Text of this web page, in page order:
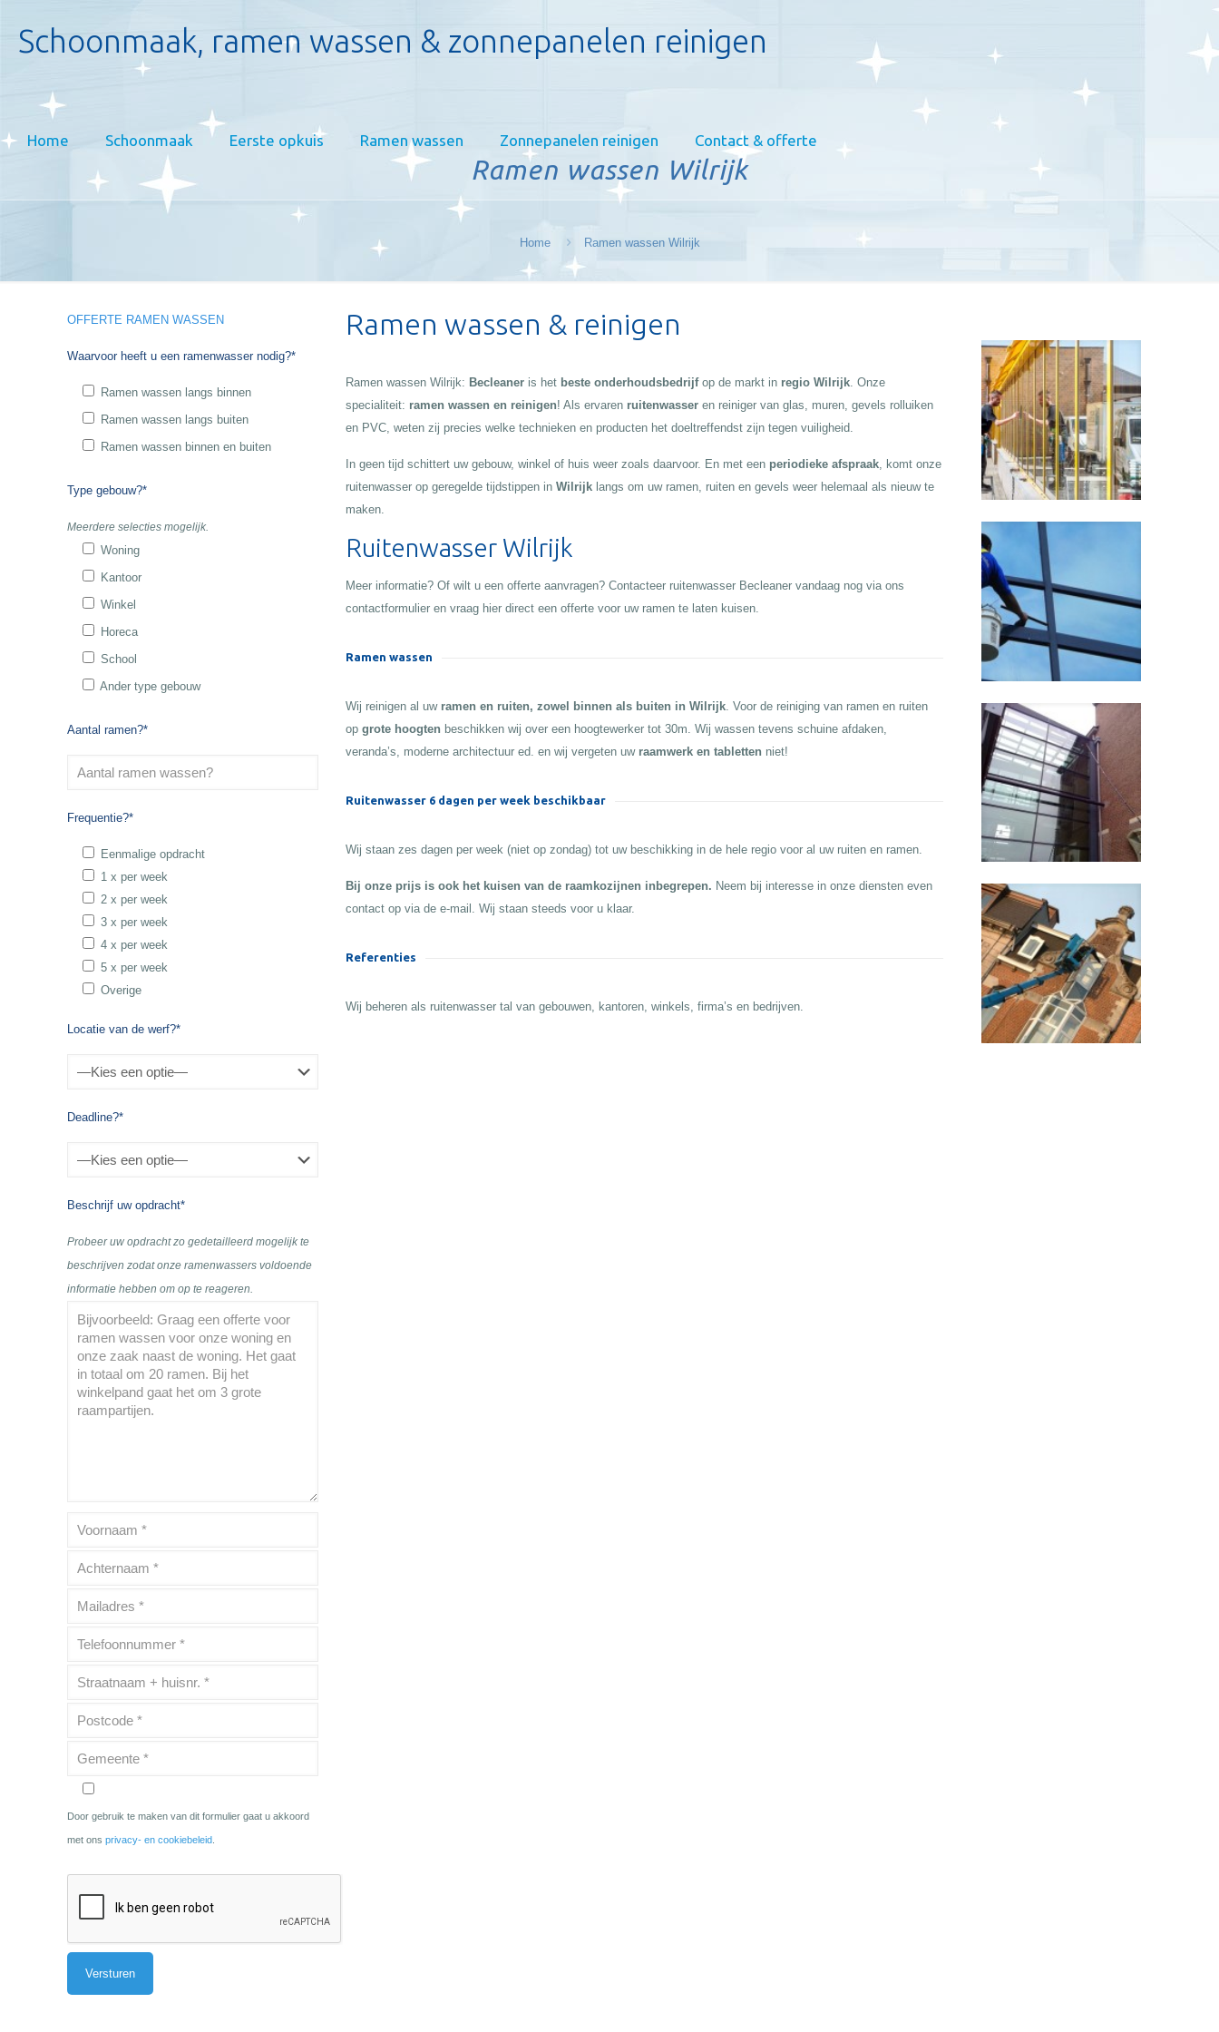
Schoonmaak, ramen wassen & zonnepanelen reinigen
Home Schoonmaak Eerste opkuis Ramen wassen Zonnepanelen reinigen Contact & offerte
Ramen wassen Wilrijk
Home Ramen wassen Wilrijk
OFFERTE RAMEN WASSEN
Waarvoor heeft u een ramenwasser nodig?*
Ramen wassen langs binnen
Ramen wassen langs buiten
Ramen wassen binnen en buiten
Type gebouw?*
Meerdere selecties mogelijk.
Woning
Kantoor
Winkel
Horeca
School
Ander type gebouw
Aantal ramen?*
Frequentie?*
Eenmalige opdracht
1 x per week
2 x per week
3 x per week
4 x per week
5 x per week
Overige
Locatie van de werf?*
Deadline?*
Beschrijf uw opdracht*
Probeer uw opdracht zo gedetailleerd mogelijk te
beschrijven zodat onze ramenwassers voldoende
informatie hebben om op te reageren.
Door gebruik te maken van dit formulier gaat u akkoord
met onsprivacy- en cookiebeleid
Ramen wassen & reinigen
Ramen wassen Wilrijk: Becleaneris het beste onderhoudsbedrijfop de markt in regio Wilrijk. Onze
specialiteit: ramen wassen en reinigen! Als ervaren ruitenwasseren reiniger van glas, muren, gevels rolluiken
en PVC, weten zij precies welke technieken en producten het doeltreffendst zijn tegen vuiligheid.
In geen tijd schittert uw gebouw, winkel of huis weer zoals daarvoor. En met een periodieke afspraak, komt onze
ruitenwasser op geregelde tijdstippen in Wilrijklangs om uw ramen, ruiten en gevels weer helemaal als nieuw te
maken.
Ruitenwasser Wilrijk
Meer informatie? Of wilt u een offerte aanvragen? Contacteer ruitenwasser Becleaner vandaag nog via ons
contactformulier en vraag hier direct een offerte voor uw ramen te laten kuisen.
Ramen wassen
Wij reinigen al uw ramen en ruiten, zowel binnen als buiten in Wilrijk. Voor de reiniging van ramen en ruiten
op grote hoogten beschikken wij over een hoogtewerker tot 30m. Wij wassen tevens schuine afdaken,
veranda’s, moderne architectuur ed. en wij vergeten uw raamwerk en tabletten niet!
Ruitenwasser 6 dagen per week beschikbaar
Wij staan zes dagen per week (niet op zondag) tot uw beschikking in de hele regio voor al uw ruiten en ramen.
Bij onze prijs is ook het kuisen van de raamkozijnen inbegrepen. Neem bij interesse in onze diensten even
contact op via de e-mail. Wij staan steeds voor u klaar.
Referenties
Wij beheren als ruitenwasser tal van gebouwen, kantoren, winkels, firma’s en bedrijven.